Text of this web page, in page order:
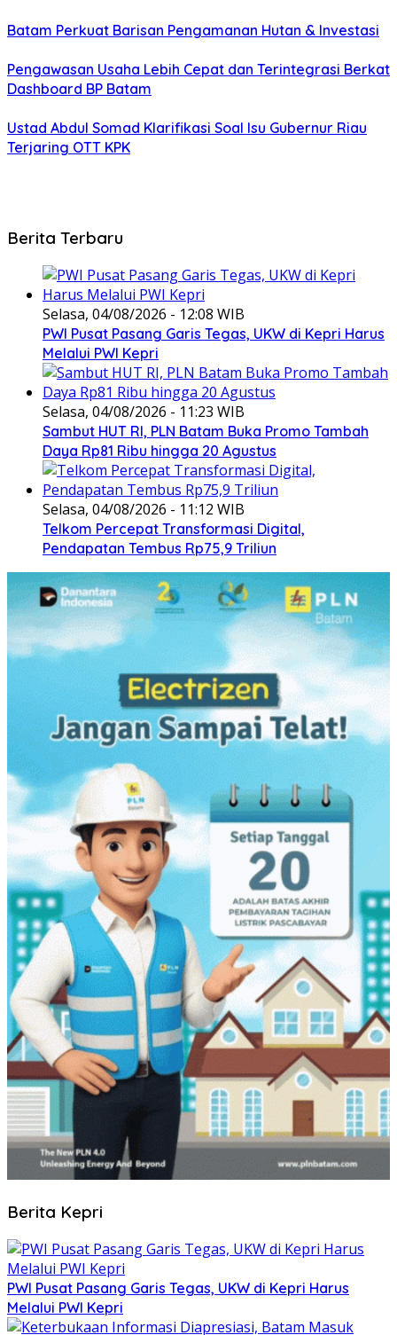
Batam Perkuat Barisan Pengamanan Hutan & Investasi
Pengawasan Usaha Lebih Cepat dan Terintegrasi Berkat
Dashboard BP Batam
Ustad Abdul Somad Klarifikasi Soal Isu Gubernur Riau
Terjaring OTT KPK
Berita Terbaru
Selasa, 04/08/2026 - 12:08 WIB
PWI Pusat Pasang Garis Tegas, UKW di Kepri Harus
Melalui PWI Kepri
Selasa, 04/08/2026 - 11:23 WIB
Sambut HUT RI, PLN Batam Buka Promo Tambah
Daya Rp81 Ribu hingga 20 Agustus
Selasa, 04/08/2026 - 11:12 WIB
Telkom Percepat Transformasi Digital,
Pendapatan Tembus Rp75,9 Triliun
Berita Kepri
PWI Pusat Pasang Garis Tegas, UKW di Kepri Harus
Melalui PWI Kepri